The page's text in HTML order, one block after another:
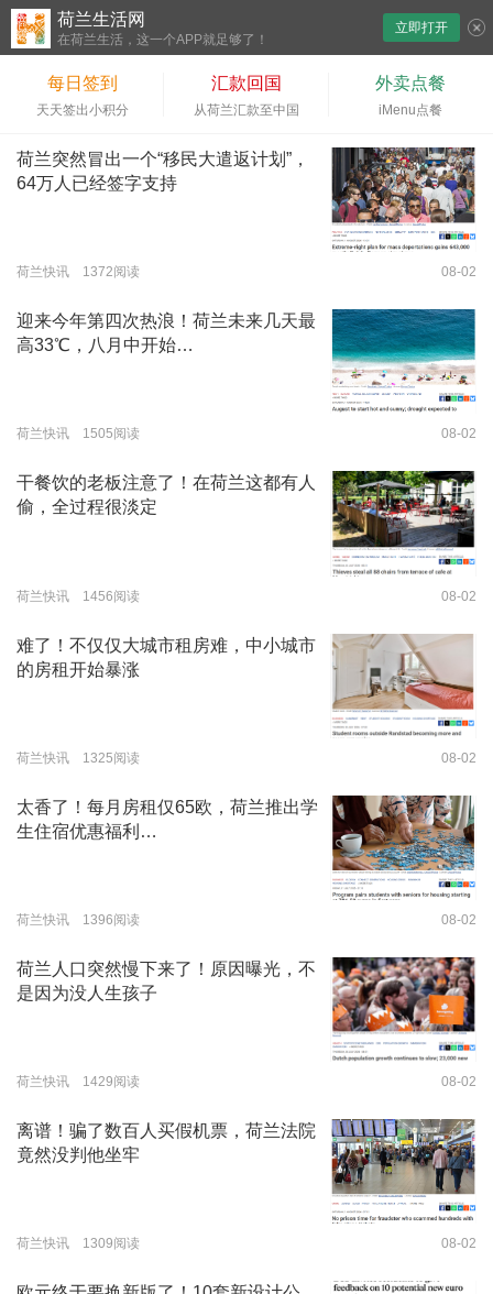
荷兰生活网
在荷兰生活，这一个APP就足够了！
立即打开
每日签到
天天签出小积分
汇款回国
从荷兰汇款至中国
外卖点餐
iMenu点餐
荷兰突然冒出一个“移民大遣返计划”，
64万人已经签字支持
荷兰快讯 1372阅读 08-02
迎来今年第四次热浪！荷兰未来几天最
高33℃，八月中开始…
荷兰快讯 1505阅读 08-02
干餐饮的老板注意了！在荷兰这都有人
偷，全过程很淡定
荷兰快讯 1456阅读 08-02
难了！不仅仅大城市租房难，中小城市
的房租开始暴涨
荷兰快讯 1325阅读 08-02
太香了！每月房租仅65欧，荷兰推出学
生住宿优惠福利…
荷兰快讯 1396阅读 08-02
荷兰人口突然慢下来了！原因曝光，不
是因为没人生孩子
荷兰快讯 1429阅读 08-02
离谱！骗了数百人买假机票，荷兰法院
竟然没判他坐牢
荷兰快讯 1309阅读 08-02